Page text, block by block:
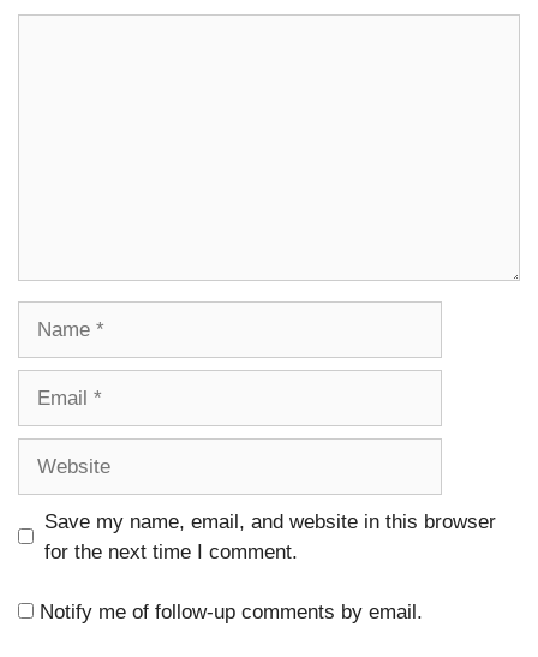
Save my name, email, and website in this browser
for the next time I comment.
Notify me of follow-up comments by email.